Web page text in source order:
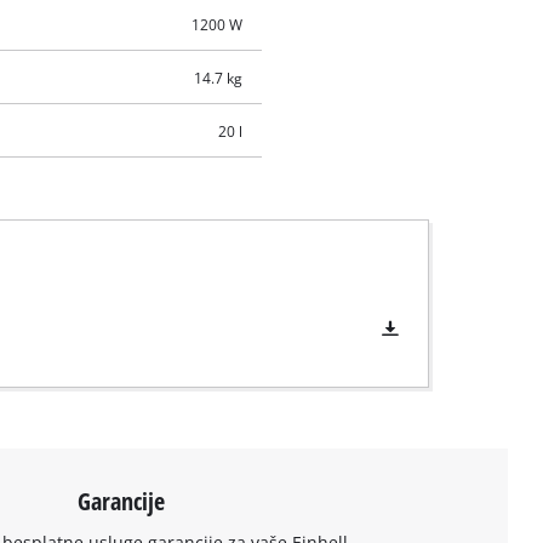
1200 W
14.7 kg
20 l
Garancije